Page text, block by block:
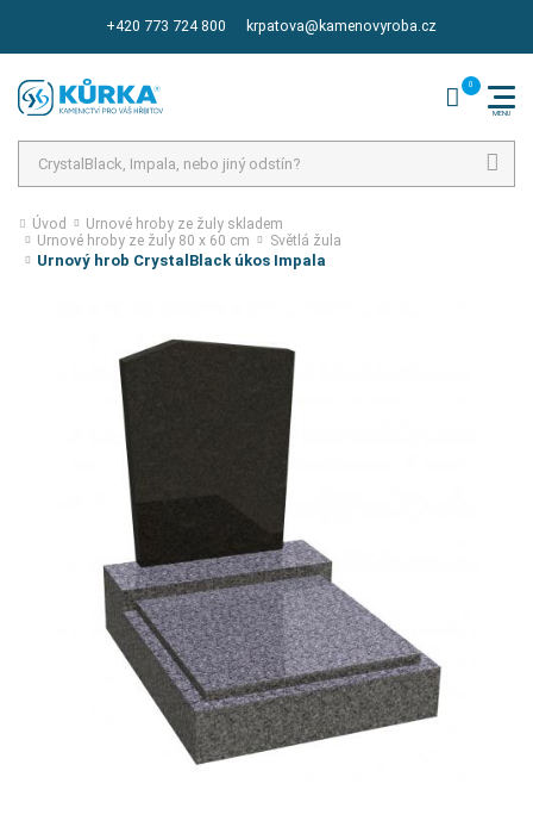
+420 773 724 800 krpatova@kamenovyroba.cz
Úvod
Urnové hroby ze žuly skladem
Urnové hroby ze žuly 80 x 60 cm
Světlá žula
Urnový hrob CrystalBlack úkos Impala